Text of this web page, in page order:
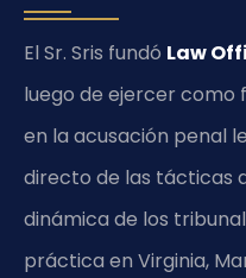
El Sr. Sris fundó Law
luego de ejercer como
en la acusación penal
directo de las tácticas
dinámica de los
práctica en Virginia,